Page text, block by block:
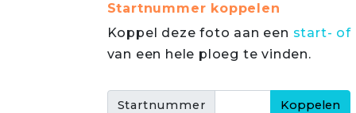
Startnummer koppelen
Koppel deze foto aan een start- of
van een hele ploeg te vinden.
Startnummer